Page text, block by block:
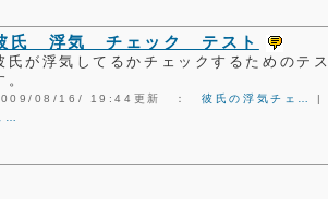
氏 浮気 チェック テスト
氏が浮気してるかチェックするためのテ
。
08/16/ 19:44更新 ：彼氏の浮気チェ…
…